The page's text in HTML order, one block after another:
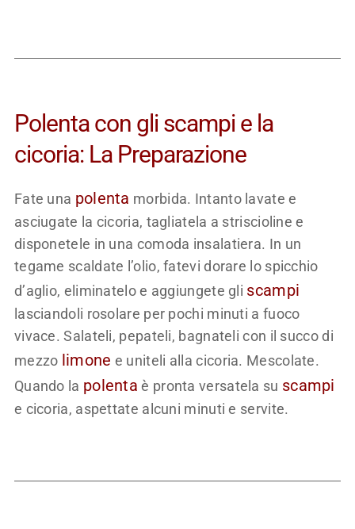
Polenta con gli scampi e la
cicoria: La Preparazione
Fate una polenta morbida. Intanto lavate e
asciugate la cicoria, tagliatela a striscioline e
disponetele in una comoda insalatiera. In un
tegame scaldate l’olio, fatevi dorare lo spicchio
d’aglio, eliminatelo e aggiungete gli scampi
lasciandoli rosolare per pochi minuti a fuoco
vivace. Salateli, pepateli, bagnateli con il succo di
mezzo limone e uniteli alla cicoria. Mescolate.
Quando la polenta è pronta versatela su scampi
e cicoria, aspettate alcuni minuti e servite.